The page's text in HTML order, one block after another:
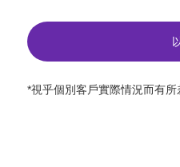
*視乎個別客戶實際情況而有所